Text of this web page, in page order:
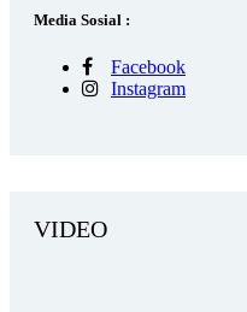
Media Sosial :
Facebook
Instagram
VIDEO